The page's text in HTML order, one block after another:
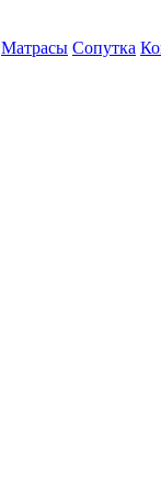
Матрасы Сопутка